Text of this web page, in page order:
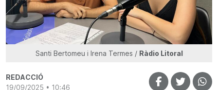
Santi Bertomeu i Irena Termes / Ràdio Litoral
REDACCIÓ
19/09/2025 • 10:46